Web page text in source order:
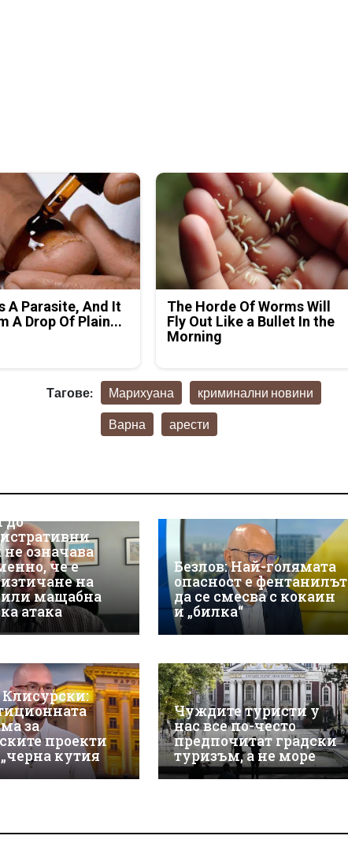
A Parasite, And It
A Drop Of Plain...
The Horde Of Worms Will
Fly Out Like a Bullet In the
Morning
Тагове: Марихуана криминални новини
Варна арести
до
означава
че е
на
мащабна
атака
Безлов: Най-голямата
опасност е фентанилът
да се смесва с кокаин
и „билка“
Клисурски:
за
проекти
кутия
Чуждите туристи у
нас все по-често
предпочитат градски
туризъм, а не море